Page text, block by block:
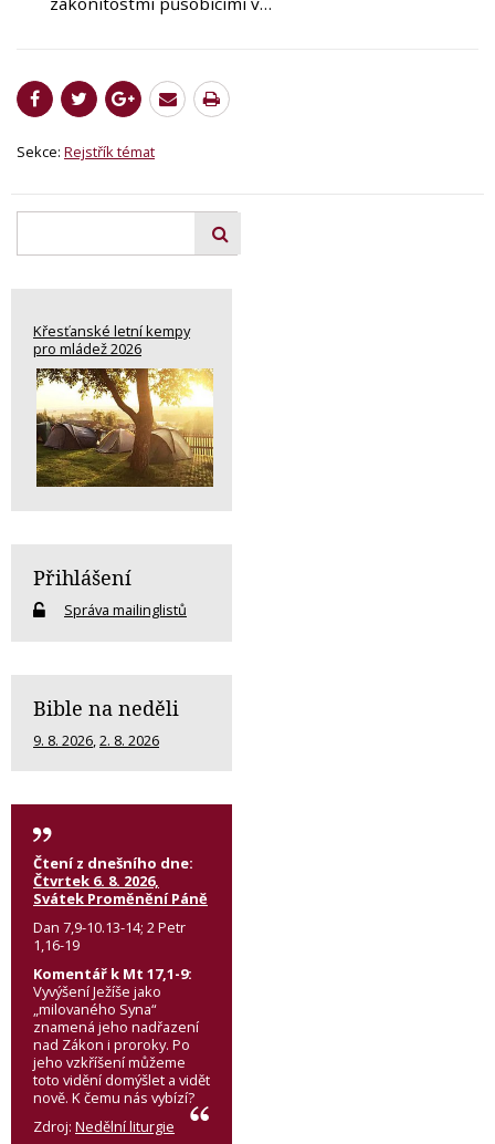
Sekce: Rejstřík témat
Křesťanské letní kempy
pro mládež 2026
Přihlášení
Správa mailinglistů
Bible na neděli
9. 8. 2026,2. 8. 2026
Čtení z dnešního dne:
Čtvrtek 6. 8. 2026,
Svátek Proměnění Páně
Dan 7,9-10.13-14; 2 Petr
1,16-19
Komentář k Mt 17,1-9:
Vyvýšení Ježíše jako
„milovaného Syna“
znamená jeho nadřazení
nad Zákon i proroky. Po
jeho vzkříšení můžeme
toto vidění domýšlet a vidět
nově. K čemu nás vybízí?
Zdroj: Nedělní liturgie